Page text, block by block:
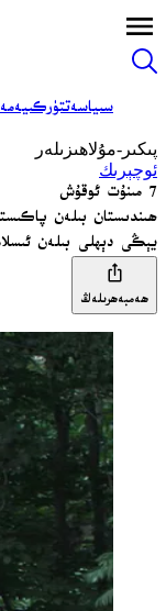
سىياسەتتۈركىيە
پىكىر-مۇلاھىزىلەر
ئوچېرىك
7 مىنۇت ئوقۇش
ھىندىستان بىلەن
يېڭى دېھلى بىلەن
ھەمبەھرىلەڭ